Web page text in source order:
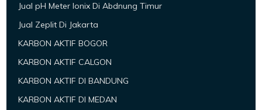
Jual pH Meter Ionix Di Abdnung Timur
Jual Zeplit Di Jakarta
KARBON AKTIF BOGOR
KARBON AKTIF CALGON
KARBON AKTIF DI BANDUNG
KARBON AKTIF DI MEDAN